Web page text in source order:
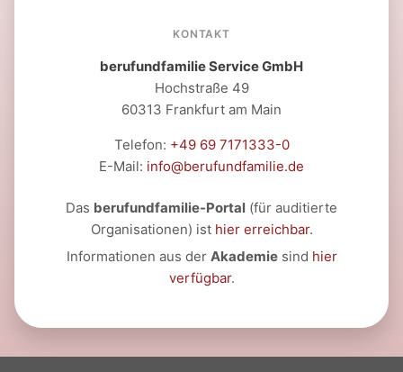
KONTAKT
berufundfamilie Service GmbH
Hochstraße 49
60313 Frankfurt am Main
Telefon: +49 69 7171333-0
E-Mail: info@berufundfamilie.de
Das berufundfamilie-Portal (für auditierte
Organisationen) ist hier erreichbar.
Informationen aus der Akademiesind hier
verfügbar.